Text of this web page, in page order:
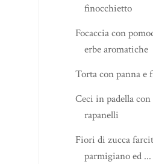
finocchietto
Focaccia con
erbe aromatiche
Torta con panna e
Ceci in padella
rapanelli
Fiori di zucca
parmigiano ed ...